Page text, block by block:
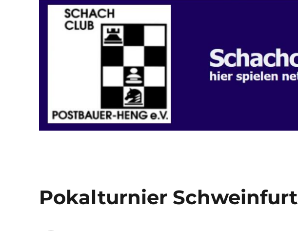
Pokalturnier Schweinfurt